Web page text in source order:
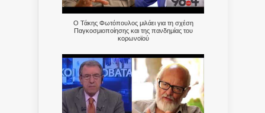
Ο Τάκης Φωτόπουλος μιλάει για τη σχέση
Παγκοσμιοποίησης και της πανδημίας του
κορωνοϊού